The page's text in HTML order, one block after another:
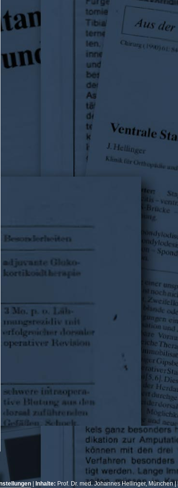
Inhalte: Prof. Dr. med. Johannes Hellinger, München |